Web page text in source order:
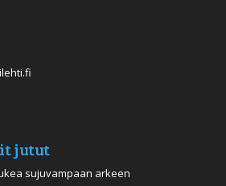
jutut
sujuvampaan arkeen